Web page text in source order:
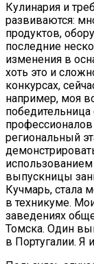
Кулинария и
развиваются:
продуктов,
последние
изменения в
хоть это и
конкурсах,
например, моя
региональный
выпускницы
Кучмарь, стала
в техникуме.
заведениях
Томска. Один
в Португалии. Я